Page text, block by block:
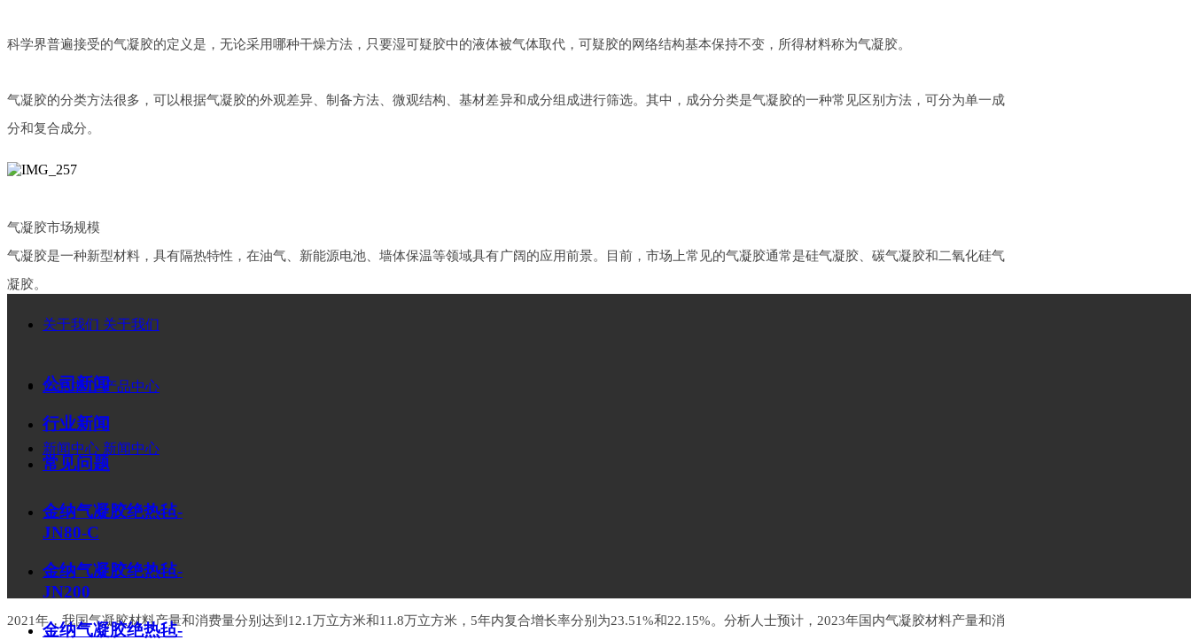
科学界普遍接受的气凝胶的定义是，无论采用哪种干燥方法，只要湿可疑胶中的液体被气体取代，可疑胶的网络结构基本保持不变，所得材料称为气凝胶。
气凝胶的分类方法很多，可以根据气凝胶的外观差异、制备方法、微观结构、基材差异和成分组成进行筛选。其中，成分分类是气凝胶的一种常见区别方法，可分为单一成
分和复合成分。
气凝胶市场规模
气凝胶是一种新型材料，具有隔热特性，在油气、新能源电池、墙体保温等领域具有广阔的应用前景。目前，市场上常见的气凝胶通常是硅气凝胶、碳气凝胶和二氧化硅气
凝胶。
目标市场状况
我国气凝胶产品主要分为气凝胶材料和气凝胶产品两部分，其中气凝胶材料比产品生产难度小，占比较大。从气凝胶商品的市场份额来看
生产量和消费量
随着气凝胶应用技术的不断成熟、工业化的不断推进和政策的大力支持，近年来气凝胶材料的产量和消费量大幅增加。
2021年，我国气凝胶材料产量和消费量分别达到 12.1万立方米和11.8万立方米 ， 5年内复合增长率分别 为23.51%和22.15%。分析人士预计 ， 2023年国内气凝胶材料产量和消
关于我们 关于我们
产品中心 产品中心
新闻中心 新闻中心
公司新闻
行业新闻
常见问题
金纳气凝胶绝热毡-
JN80-C
金纳气凝胶绝热毡-
JN200
金纳气凝胶绝热毡-